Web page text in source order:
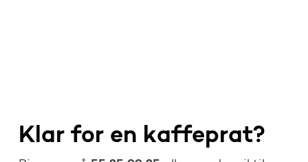
Klar for en kaffeprat?